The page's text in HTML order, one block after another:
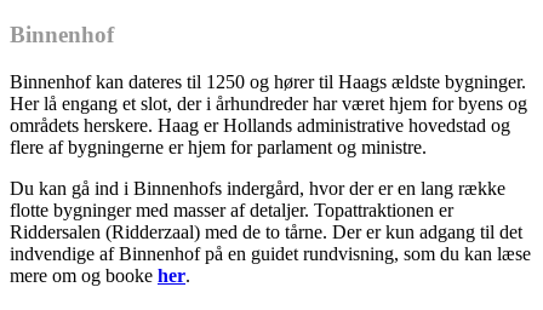
Binnenhof
Binnenhof kan dateres til 1250 og hører til Haags ældste bygninger.
Her lå engang et slot, der i århundreder har været hjem for byens og
områdets herskere. Haag er Hollands administrative hovedstad og
flere af bygningerne er hjem for parlament og ministre.
Du kan gå ind i Binnenhofs indergård, hvor der er en lang række
flotte bygninger med masser af detaljer. Topattraktionen er
Riddersalen (Ridderzaal) med de to tårne. Der er kun adgang til det
indvendige af Binnenhof på en guidet rundvisning, som du kan læse
mere om og booke her.